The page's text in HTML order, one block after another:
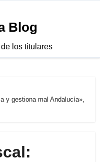
Blog
los titulares
y gestiona mal Andalucía»,